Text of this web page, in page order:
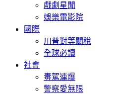
戲劇星聞
娛樂電影院
國際
川普對等關稅
全球必讀
社會
毒駕連爆
警察愛無限